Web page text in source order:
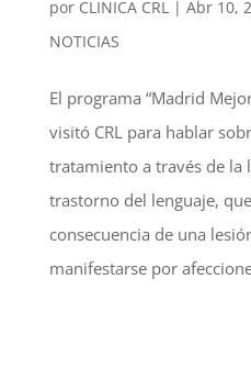
por CLINICA CRL| Abr 10,
NOTICIAS
El programa “Madrid
visitó CRL para hablar
tratamiento a través de la
trastorno del lenguaje,
consecuencia de una
manifestarse por